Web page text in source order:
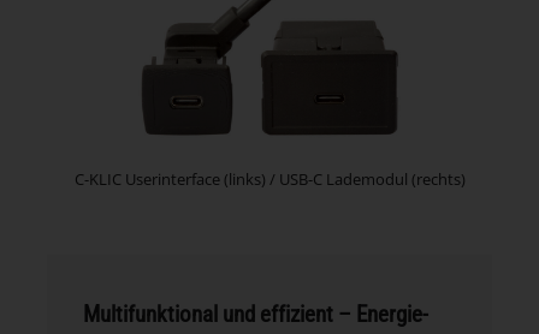
C-KLIC Userinterface (links) / USB-C Lademodul (rechts)
Multifunktional und effizient – Energie-